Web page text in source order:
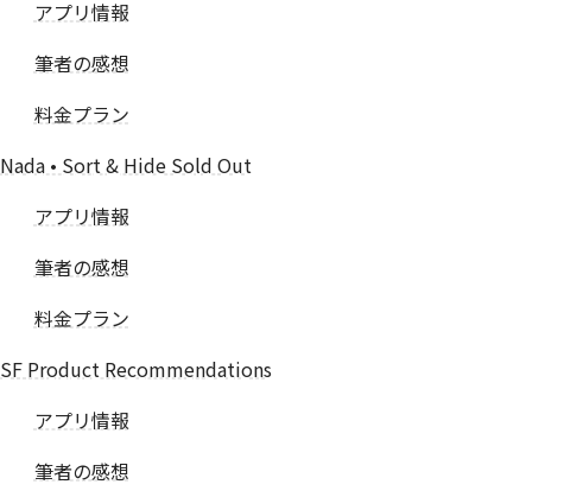
アプリ情報
筆者の感想
料金プラン
Nada • Sort & Hide Sold Out
アプリ情報
筆者の感想
料金プラン
SF Product Recommendations
アプリ情報
筆者の感想